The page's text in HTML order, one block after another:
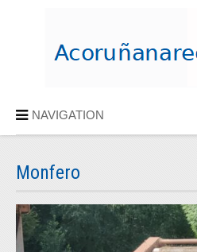
NAVIGATION
Monfero